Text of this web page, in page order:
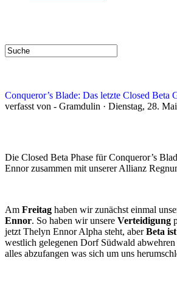
Conqueror’s Blade: Das letzte Closed Beta
verfasst von - Gramdulin · Dienstag, 28.
Die Closed Beta Phase für Conqueror’s
Ennor zusammen mit unserer Allianz
Am Freitag haben wir zunächst einmal
Ennor. So haben wir unsere Verteidigung
jetzt Thelyn Ennor Alpha steht, aberBeta
westlich gelegenen Dorf Südwald
alles abzufangen was sich um uns